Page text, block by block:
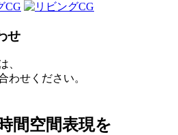
せ
、
わせください。
間空間表現を